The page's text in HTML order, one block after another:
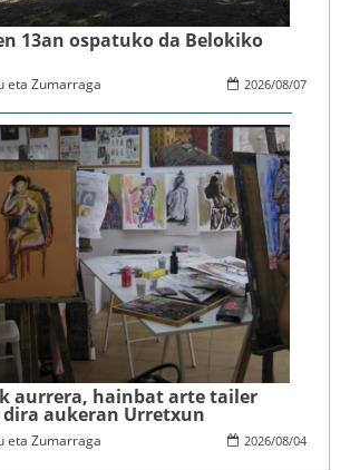
13an ospatuko da Belokiko
2026/08/07
eta Zumarraga
aurrera, hainbat arte tailer
dira aukeran Urretxun
2026/08/04
eta Zumarraga